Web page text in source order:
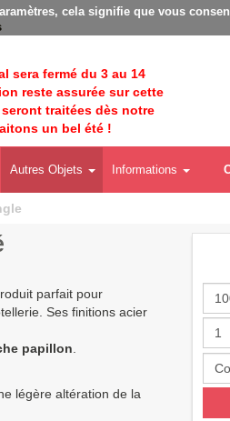
Française éco-responsable -
cela signifie que vous
sera fermé du 3 au 14
reste assurée sur cette
traitées dès notre
un bel été !
Autres Objets Informations
parfait pour
Ses finitions acier
papillon
légère altération de la